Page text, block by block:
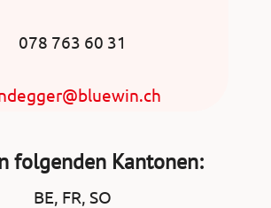
078 763 60 31
folgenden Kantonen:
BE, FR, SO